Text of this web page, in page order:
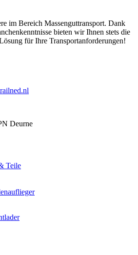
im Bereich Massenguttransport. Dank
bieten wir Ihnen stets die
für Ihre Transportanforderungen!
Deurne
Teile